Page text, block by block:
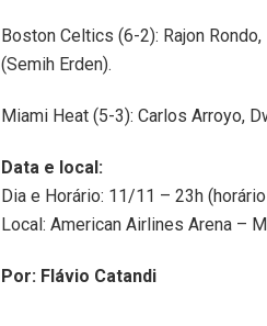
Boston Celtics (6-2): Rajon
(Semih Erden).
Miami Heat (5-3): Carlos Arroyo,
Data e local:
Dia e Horário: 11/11 – 23h
Local: American Airlines Arena –
Por: Flávio Catandi